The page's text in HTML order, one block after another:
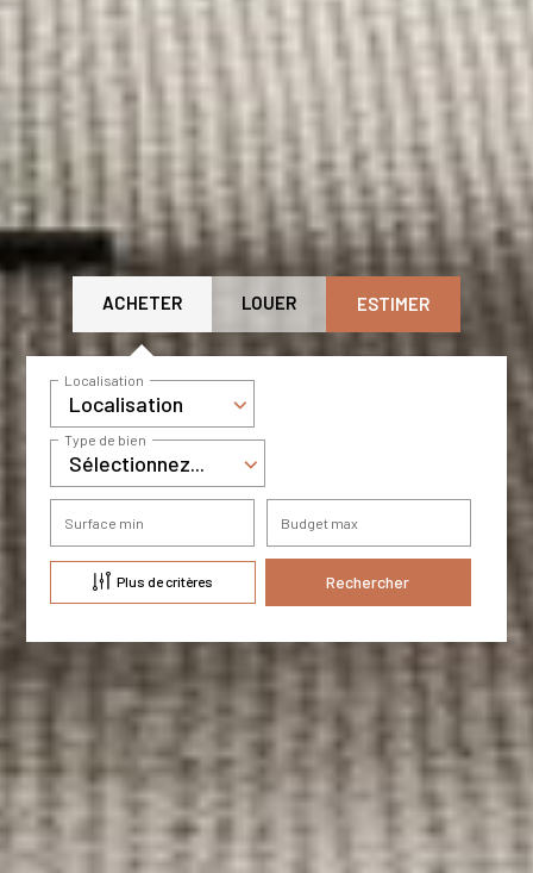
ACHETER LOUER ESTIMER
Localisation
Localisation
Sélectionnez...
Type de bien
Surface min Budget max
Plus de critères